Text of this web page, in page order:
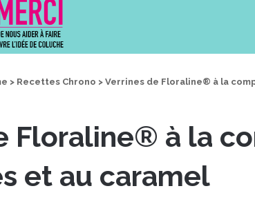
> Recettes Chrono > Verrines de Floraline® à la
Floraline® à la
et au caramel